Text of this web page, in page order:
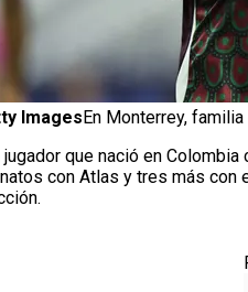
Images En Monterrey,
que nació en Colombia
con Atlas y tres más con